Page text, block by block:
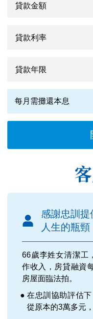
每月需攤還本息
感謝忠訓提
人生的瓶頸
66歲李姓女清潔工
作收入，房貸融資
房屋面臨法拍。
在忠訓協助評估
從原本的3萬多元